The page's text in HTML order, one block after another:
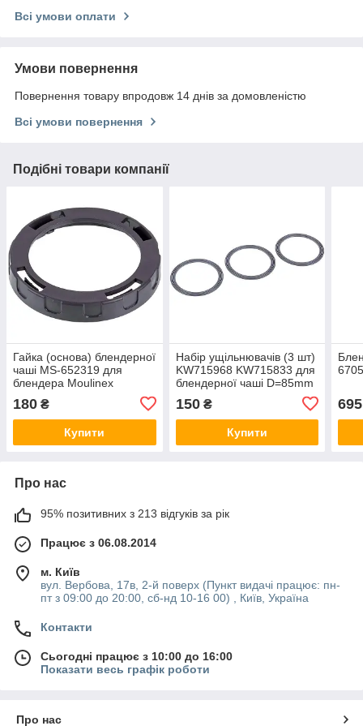
Всі умови оплати
Умови повернення
Повернення товару впродовж 14 днів за домовленістю
Всі умови повернення
Подібні товари компанії
Гайка (основа) блендерної
чаші MS-652319 для
блендера Moulinex
180 ₴
Купити
Набір ущільнювачів (3 шт)
KW715968 KW715833 для
блендерної чаші D=85mm
Kenwood
150₴
Купити
695
Про нас
95% позитивних з 213 відгуків за рік
Працює з 06.08.2014
м. Київ
вул. Вербова, 17в, 2-й поверх (Пункт видачі працює: пн-
пт з 09:00 до 20:00, сб-нд 10-16 00) , Київ, Україна
Контакти
Сьогодні працює з 10:00 до 16:00
Показати весь графік роботи
Про нас